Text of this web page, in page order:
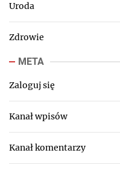
Uroda
Zdrowie
META
Zaloguj się
Kanał wpisów
Kanał komentarzy